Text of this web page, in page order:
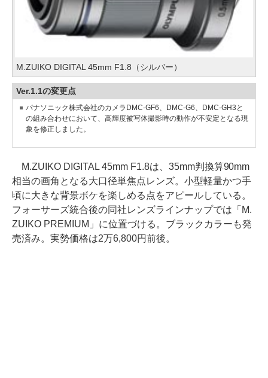
M.ZUIKO DIGITAL 45mm F1.8（シルバー）
Ver.1.1の変更点
パナソニック株式会社のカメラDMC-GF6、DMC-G6、DMC-GH3と
の組み合わせにおいて、高輝度被写体撮影時の動作が不安定となる現
象を修正しました。
M.ZUIKO DIGITAL 45mm F1.8は、35mm判換算90mm
相当の画角となる大口径単焦点レンズ。小型軽量かつ手
頃に大きな背景ボケを楽しめる点をアピールしている。
フォーサーズ統合後の同社レンズラインナップでは「M.
ZUIKO PREMIUM」に位置づける。ブラックカラーも発
売済み。実勢価格は2万6,800円前後。